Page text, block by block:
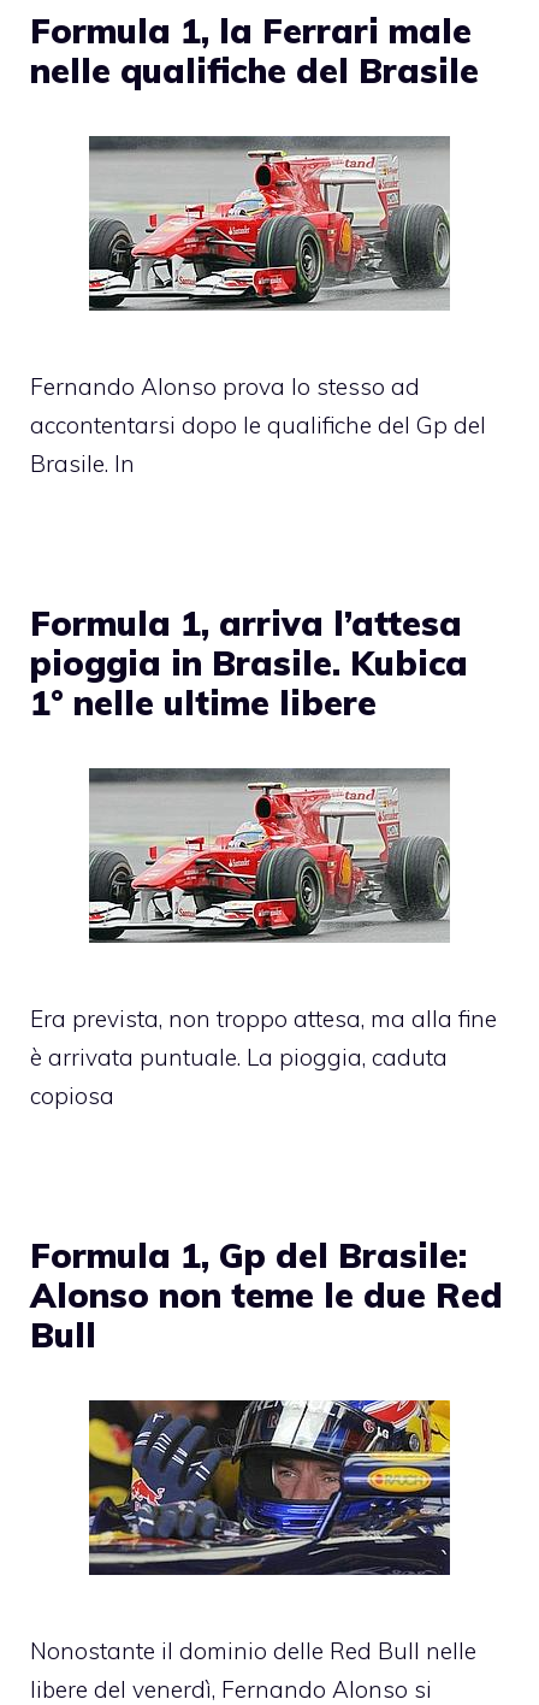
Formula 1, la Ferrari male
nelle qualifiche del Brasile
Fernando Alonso prova lo stesso ad
accontentarsi dopo le qualifiche del Gp del
Brasile. In
Formula 1, arriva l’attesa
pioggia in Brasile. Kubica
1° nelle ultime libere
Era prevista, non troppo attesa, ma alla fine
è arrivata puntuale. La pioggia, caduta
copiosa
Formula 1, Gp del Brasile:
Alonso non teme le due Red
Bull
Nonostante il dominio delle Red Bull nelle
libere del venerdì, Fernando Alonso si